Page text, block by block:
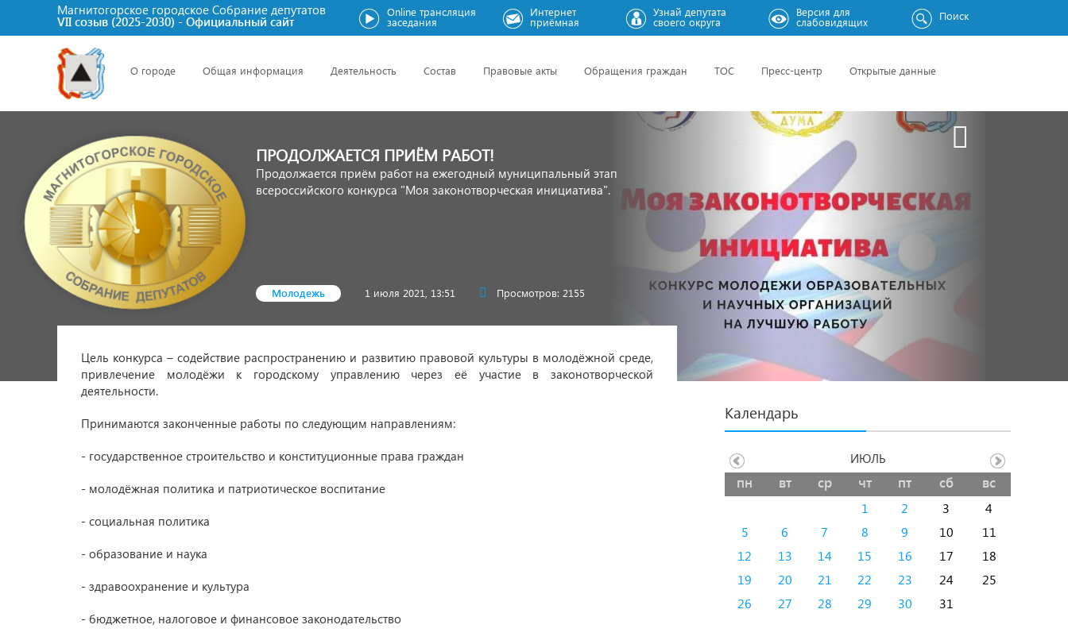
Магнитогорское городское Cобрание депутатов
VII созыв (2025-2030) - Официальный сайт
Online трансляция
заседания
Интернет
приёмная
Узнай депутата
своего округа
Версия для
слабовидящих Поиск
О городе Общая информация Деятельность Состав Правовые акты Обращения граждан ТОС Пресс-центр Открытые данные
ПРОДОЛЖАЕТСЯ ПРИЁМ РАБОТ!
Продолжается приём работ на ежегодный муниципальный этап
всероссийского конкурса "Моя законотворческая инициатива".
Молодежь 1 июля 2021, 13:51 Просмотров: 2155
Цель конкурса – содействие распространению и развитию правовой культуры в молодёжной среде,
привлечение молодёжи к городскому управлению через её участие в законотворческой
деятельности.
Принимаются законченные работы по следующим направлениям:
- государственное строительство и конституционные права граждан
- молодёжная политика и патриотическое воспитание
- социальная политика
- образование и наука
- здравоохранение и культура
- бюджетное, налоговое и финансовое законодательство
Календарь
пн вт ср чт пт сб вс
1 2 3
4
5
6 7 8 9 10
11
12
13 14 15 16 17
18
19
20 21 22 23 24
25
26
27 28 29 30 31
ИЮЛЬ